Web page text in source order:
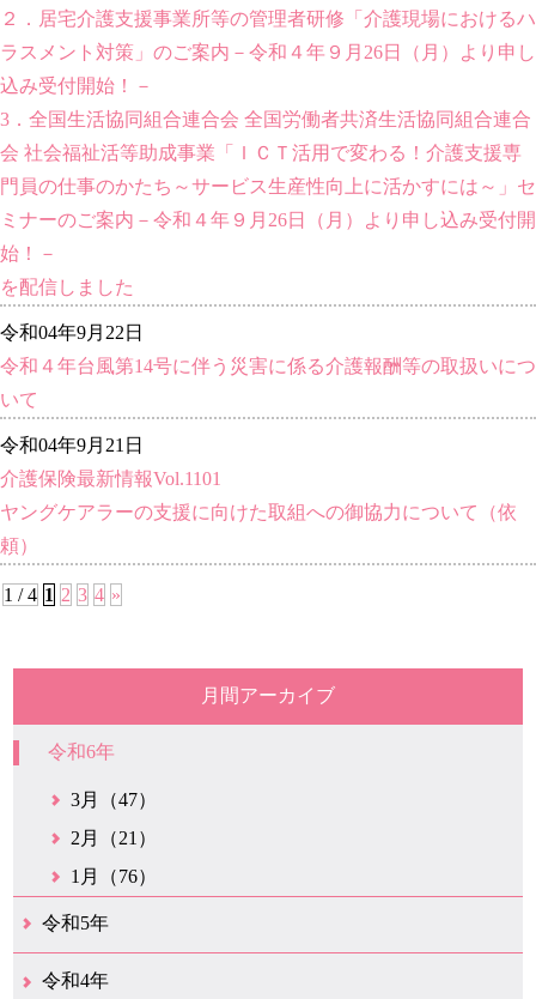
２．居宅介護支援事業所等の管理者研修「介護現場におけるハ
ラスメント対策」のご案内－令和４年９月26日（月）より申し
込み受付開始！－
3．全国生活協同組合連合会 全国労働者共済生活協同組合連合
会 社会福祉活等助成事業「ＩＣＴ活用で変わる！介護支援専
門員の仕事のかたち～サービス生産性向上に活かすには～」セ
ミナーのご案内－令和４年９月26日（月）より申し込み受付開
始！－
を配信しました
令和04年9月22日
令和４年台風第14号に伴う災害に係る介護報酬等の取扱いにつ
いて
令和04年9月21日
介護保険最新情報Vol.1101
ヤングケアラーの支援に向けた取組への御協力について（依
頼）
1 / 4 1 2 3 4 »
月間アーカイブ
令和6年
3月（47）
2月（21）
1月（76）
令和5年
12月（38）
11月（31）
10月（29）
9月（29）
8月（28）
7月（34）
6月（21）
5月（37）
4月（30）
3月（42）
2月（20）
1月（25）
令和4年